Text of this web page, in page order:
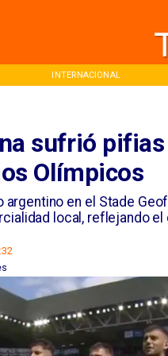
INTERNACIONAL
sufrió
Olímpicos
argentino en el Stade
local, reflejando